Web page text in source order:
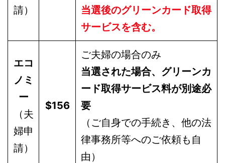
請）
当選後のグリーンカード取得
サービスを含む。
エコ
ノミ
ー
（夫
婦申
請）
$156
ご夫婦の場合のみ
当選された場合、 グリーンカ
ード取得サービス料が別途必
要
（ご自身での手続き、他の法
律事務所等へのご依頼も自
由）